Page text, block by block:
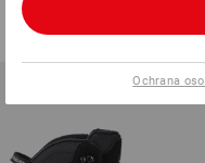
od
(v. DPH) od 10 Pár
Ochrana